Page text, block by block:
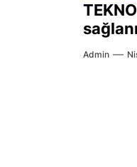
Admin